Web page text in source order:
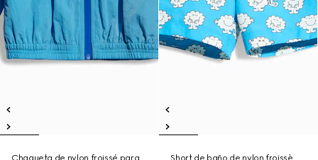
Chaqueta de nylon froissé para
Short de baño de nylon froissè